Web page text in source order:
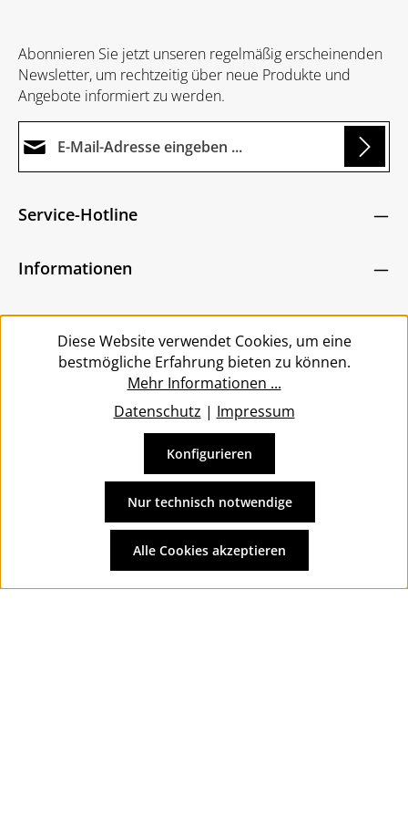
Abonnieren Sie jetzt unseren regelmäßig erscheinenden
Newsletter, um rechtzeitig über neue Produkte und
Angebote informiert zu werden.
Ich habe dieDatenschutzbestimmungen
bin mit ihnen einverstanden.
Zeichen ein*
Die mit einem Stern (*) markierten Felder sind
Service-Hotline
Informationen
Service
Vertrag widerrufen
und ggf. Nachnahmegebühren, wenn nicht anders
angegeben.
Diese Website verwendet Cookies, um eine
bestmögliche Erfahrung bieten zu können.
Mehr Informationen ...
Datenschutz | Impressum
Nur technisch notwendige
Konfigurieren
Alle Cookies akzeptieren